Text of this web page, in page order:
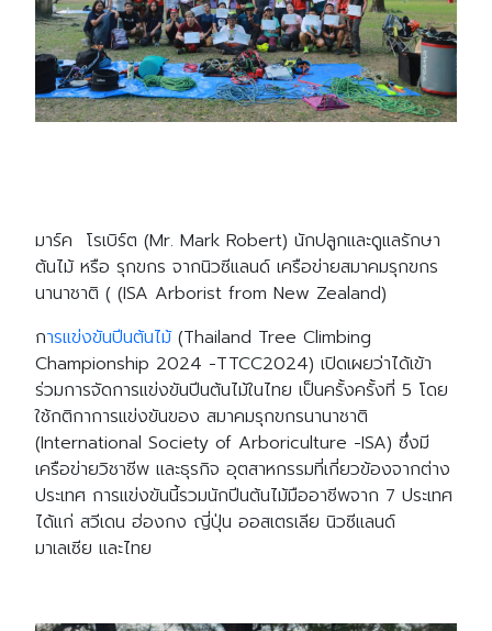
มาร์ค โรเบิร์ต (Mr. Mark Robert) นักปลูกและดูแลรักษา
ต้นไม้ หรือ รุกขกร จากนิวซีแลนด์ เครือข่ายสมาคมรุกขกร
นานาชาติ ( (ISA Arborist from New Zealand)
การแข่งขันปีนต้นไม้(Thailand Tree Climbing
Championship 2024 -TTCC2024) เปิดเผยว่าได้เข้า
ร่วมการจัดการแข่งขันปีนต้นไม้ในไทย เป็นครั้งครั้งที่ 5 โดย
ใช้กติกาการแข่งขันของ สมาคมรุกขกรนานาชาติ
(International Society of Arboriculture -ISA) ซึ่งมี
เครือข่ายวิชาชีพ และธุรกิจ อุตสาหกรรมที่เกี่ยวข้องจากต่าง
ประเทศ การแข่งขันนี้รวมนักปีนต้นไม้มืออาชีพจาก 7 ประเทศ
ได้แก่ สวีเดน ฮ่องกง ญี่ปุ่น ออสเตรเลีย นิวซีแลนด์
มาเลเซีย และไทย